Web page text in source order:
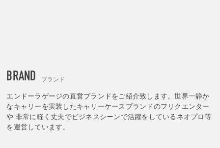
BRAND ブランド
エンドーラゲージの直営ブランドをご紹介致します。世界一静か
なキャリーを実装したキャリーケースブランドのフリクエンター
や 非常に軽く丈夫でビジネスシーンで活躍をしているネオプロ等
を運営しています。